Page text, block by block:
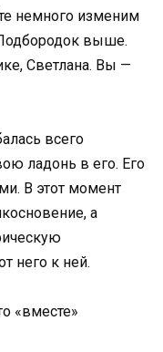
немного изменим
выше.
Светлана. Вы —
всего
ладонь в его. Его
В этот момент
а
него к ней.
«вместе»